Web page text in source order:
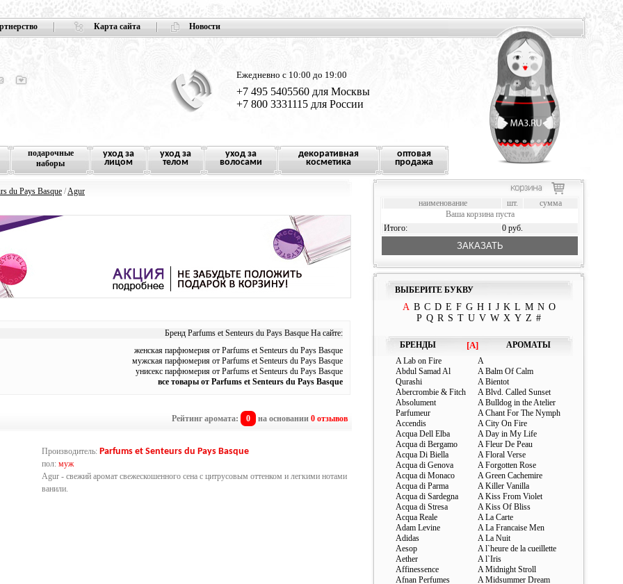
Карта сайта Новости
Ежедневно с 10:00 до 19:00
+7 495 5405560 для Москвы
+7 800 3331115 для России
подарочные
наборы
уход за
лицом
уход за
телом
уход за
волосами
декоративная
косметика
оптовая
продажа
du Pays Basque /Agur
Бренд Parfums et Senteurs du Pays Basque На сайте:
женская парфюмерия от Parfums et Senteurs du Pays Basque
мужская парфюмерия от Parfums et Senteurs du Pays Basque
унисекс парфюмерия от Parfums et Senteurs du Pays Basque
все товары от Parfums et Senteurs du Pays Basque
Рейтинг аромата: 0 на основании 0 отзывов
Производитель: Parfums et Senteurs du Pays Basque
пол: муж
Agur - свежий аромат свежескошенного сена с цитрусовым оттенком и легкими нотами
ванили.
наименование шт.
сумма
Ваша корзина пуста
Итого:
0 руб.
ЗАКАЗАТЬ
ВЫБЕРИТЕ БУКВУ
A B C D E F G H I J K L M N O
P Q R S T U V W X Y Z #
БРЕНДЫ [A]
АРОМАТЫ
A Lab on Fire
Abdul Samad Al
Qurashi
Abercrombie & Fitch
Absolument
Parfumeur
Accendis
Acqua Dell Elba
Acqua di Bergamo
Acqua Di Biella
Acqua di Genova
Acqua di Monaco
Acqua di Parma
Acqua di Sardegna
Acqua di Stresa
Acqua Reale
Adam Levine
Adidas
Aesop
Aether
Affinessence
Afnan Perfumes
A
A Balm Of Calm
A Bientot
A Blvd. Called Sunset
A Bulldog in the Atelier
A Chant For The Nymph
A City On Fire
A Day in My Life
A Fleur De Peau
A Floral Verse
A Forgotten Rose
A Green Cachemire
A Killer Vanilla
A Kiss From Violet
A Kiss Of Bliss
A La Carte
A La Francaise Men
A La Nuit
A l`heure de la cueillette
A l`Iris
A Midnight Stroll
A Midsummer Dream